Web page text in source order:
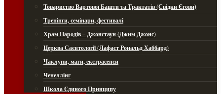
Товариство Вартової Башти та Трактатів (Свідки Єгови)
Тренінги, семінари, фестивалі
Храм Народів – Джонстаун (Джим Джонс)
Церква Саєнтології (Лафаєт Рональд Хаббард)
Чаклуни, маги, екстрасенси
Ченеллінг
Школа Єдиного Принципу